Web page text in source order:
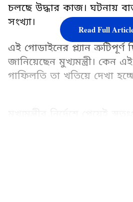
চলছে উদ্ধার কাজ। ঘটনায়
সংখ্যা।
এই গোডাইনের প্ল্যান ত্রুটিপূর্ণ
জানিয়েছেন মুখ্যমন্ত্রী। কেন
গাফিলতি তা খতিয়ে দেখা
Read Full